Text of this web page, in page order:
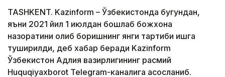
TASHKENT. Kazinform – Ўзбекистонда бугундан,
яъни 2021 йил 1 июлдан бошлаб божхона
назоратини олиб боришнинг янги тартиби ишга
туширилди, деб хабар беради Kazinform
Ўзбекистон Адлия вазирлигининг расмий
Huquqiyaxborot Telegram-каналига асосланиб.